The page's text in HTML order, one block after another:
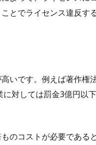
とでライセンス違反す
いです。例えば著作権
対しては罰金3億円以
のコストが必要である